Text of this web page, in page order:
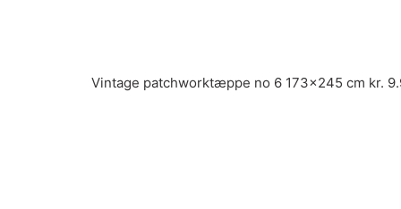
Vintage patchworktæppe no 6 173x245 cm kr.